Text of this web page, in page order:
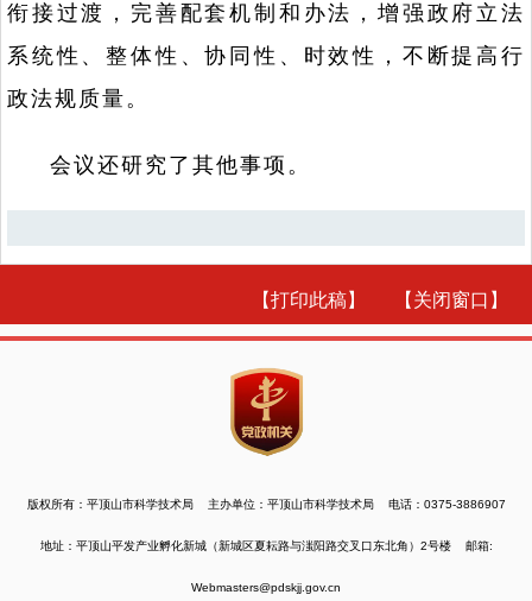
衔接过渡，完善配套机制和办法，增强政府立法
系统性、整体性、协同性、时效性，不断提高行
政法规质量。
会议还研究了其他事项。
【打印此稿】 【关闭窗口】
版权所有：平顶山市科学技术局 主办单位：平顶山市科学技术局 电话：0375-3886907
地址：平顶山平发产业孵化新城（新城区夏耘路与滍阳路交叉口东北角）2号楼 邮箱:
Webmasters@pdskjj.gov.cn